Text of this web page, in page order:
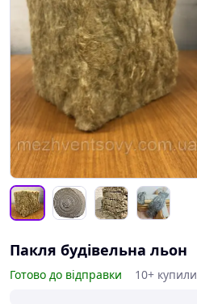
Пакля будівельна льон
Готово до відправки 10+ купили